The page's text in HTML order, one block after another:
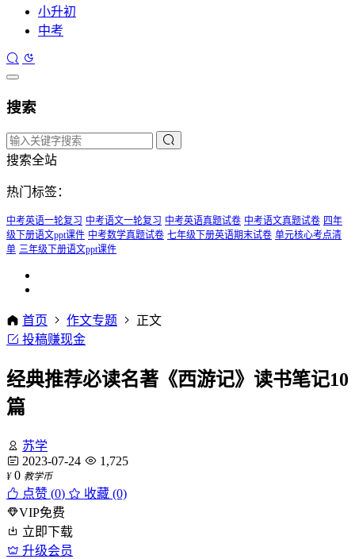
小升初
中考
搜索
搜索全站
热门标签：
中考英语一轮复习 中考语文一轮复习 中考英语真题试卷 中考语文真题试卷 四年
级下册语文ppt课件 中考数学真题试卷 七年级下册英语期末试卷 单元核心考点清
单 三年级下册语文ppt课件
首页 作文专题
正文
投稿赚现金
经典推荐必读名著《西游记》读书笔记10
篇
苏学
2023-07-24
1,725
¥ 0 教学币
点赞 (0)
收藏 (0)
VIP免费
立即下载
升级会员